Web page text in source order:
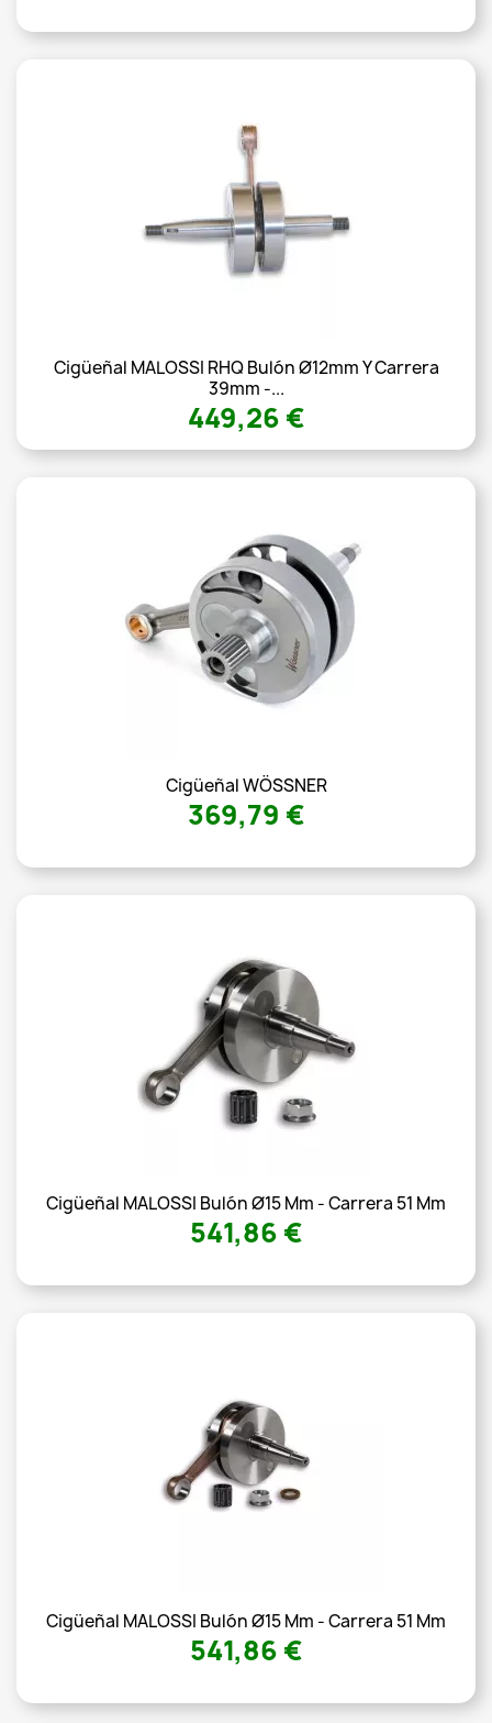
Cigüeñal MALOSSI RHQ Bulón Ø12mm Y Carrera
39mm -...
449,26 €
Cigüeñal WÖSSNER
369,79 €
Cigüeñal MALOSSI Bulón Ø15 Mm - Carrera 51 Mm
541,86 €
Cigüeñal MALOSSI Bulón Ø15 Mm - Carrera 51 Mm
541,86 €